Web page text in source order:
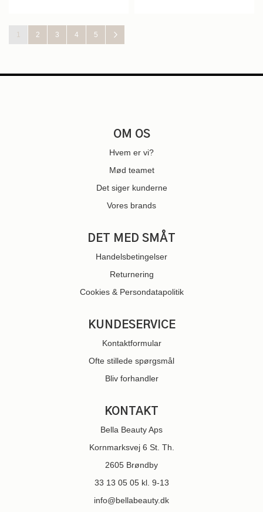
SideDu læser i øjeblikket side
1 Side
2 Side
3 Side
4 Side
5
OM OS
Hvem er vi?
Mød teamet
Det siger kunderne
Vores brands
DET MED SMÅT
Handelsbetingelser
Returnering
Cookies & Persondatapolitik
KUNDESERVICE
Kontaktformular
Ofte stillede spørgsmål
Bliv forhandler
KONTAKT
Bella Beauty Aps
Kornmarksvej 6 St. Th.
2605 Brøndby
33 13 05 05kl. 9-13
info@bellabeauty.dk